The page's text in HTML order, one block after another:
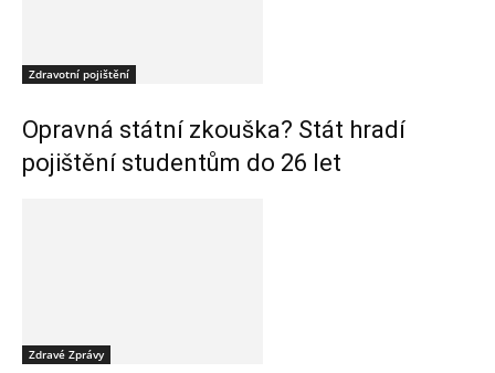
Zdravotní pojištění
Opravná státní zkouška? Stát hradí
pojištění studentům do 26 let
Zdravé Zprávy